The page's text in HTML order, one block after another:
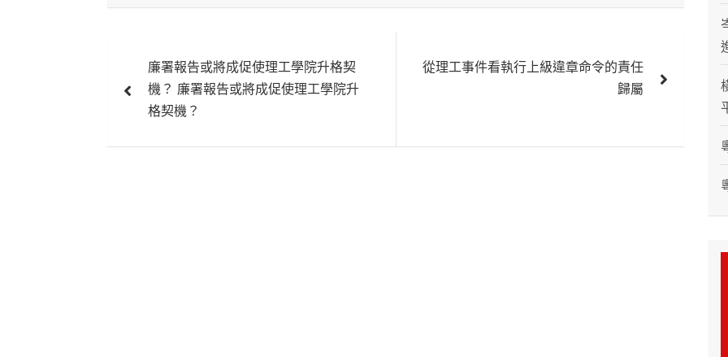
章
覽
廉署報告或將成促使理工學院升格契
機？ 廉署報告或將成促使理工學院升
格契機？
從理工事件看執行上級違章命令的責任
歸屬